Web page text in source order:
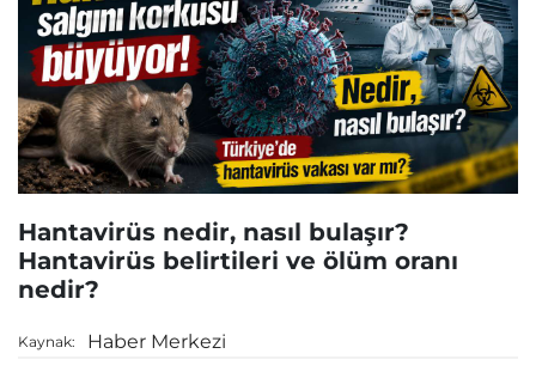
Hantavirüs nedir, nasıl bulaşır?
Hantavirüs belirtileri ve ölüm oranı
nedir?
Kaynak: Haber Merkezi